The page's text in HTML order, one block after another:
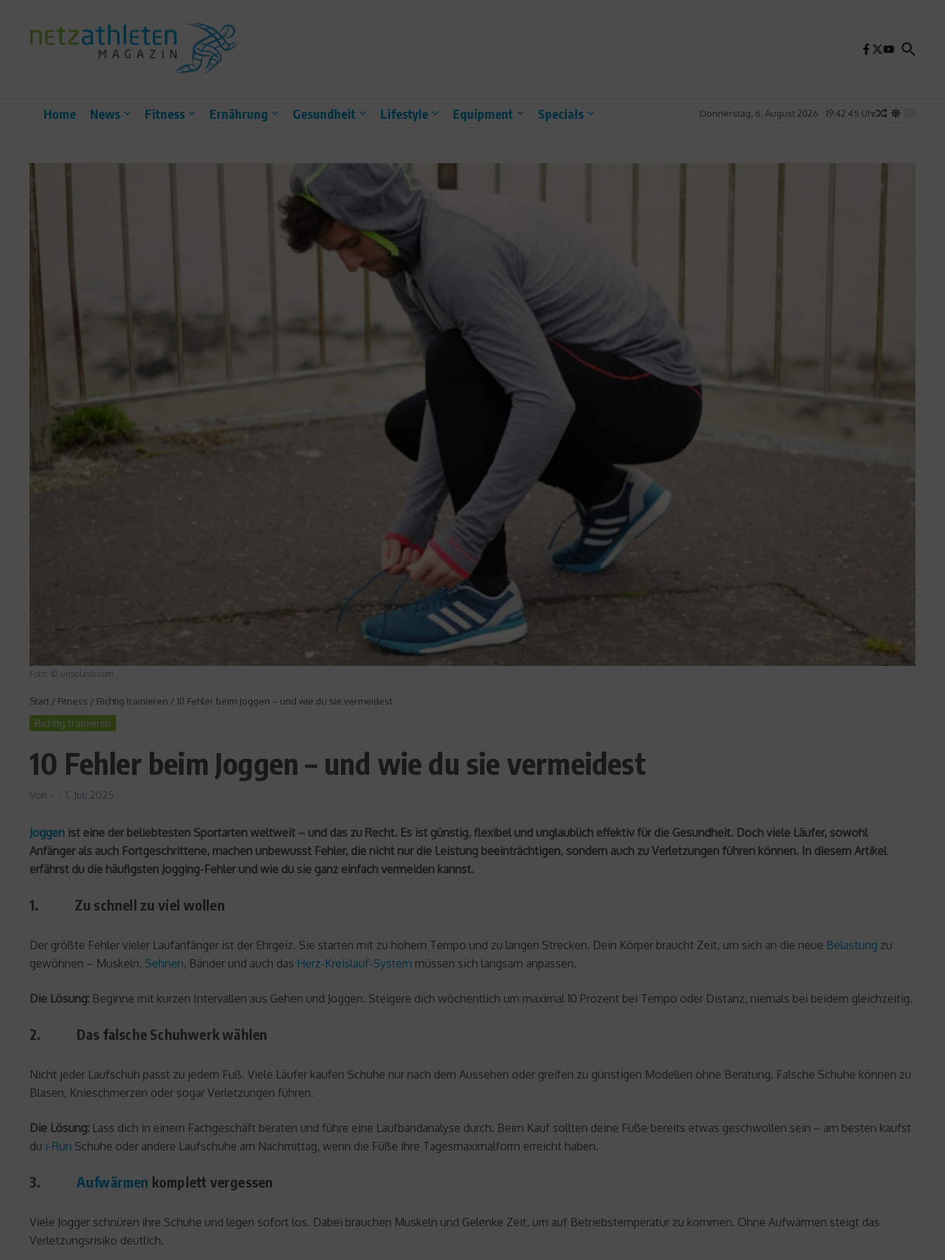
Home News Fitness Ernährung Gesundheit Lifestyle Equipment Specials Donnerstag, 6. August 2026 19:42:47 Uhr
Foto: © unsplash.com
Start / Fitness / Richtig trainieren / 10 Fehler beim Joggen – und wie du sie vermeidest
Richtig trainieren
10 Fehler beim Joggen – und wie du sie vermeidest
Von - 1. Juli 2025
Joggen ist eine der beliebtesten Sportarten weltweit – und das zu Recht. Es ist günstig, flexibel und unglaublich effektiv für die Gesundheit. Doch viele Läufer, sowohl
Anfänger als auch Fortgeschrittene, machen unbewusst Fehler, die nicht nur die Leistung beeinträchtigen, sondern auch zu Verletzungen führen können. In diesem Artikel
erfährst du die häufigsten Jogging-Fehler und wie du sie ganz einfach vermeiden kannst.
1. Zu schnell zu viel wollen
Der größte Fehler vieler Laufanfänger ist der Ehrgeiz. Sie starten mit zu hohem Tempo und zu langen Strecken. Dein Körper braucht Zeit, um sich an die neue Belastung zu
gewöhnen – Muskeln, Sehnen, Bänder und auch das Herz-Kreislauf-System müssen sich langsam anpassen.
Die Lösung: Beginne mit kurzen Intervallen aus Gehen und Joggen. Steigere dich wöchentlich um maximal 10 Prozent bei Tempo oder Distanz, niemals bei beidem gleichzeitig.
2. Das falsche Schuhwerk wählen
Nicht jeder Laufschuh passt zu jedem Fuß. Viele Läufer kaufen Schuhe nur nach dem Aussehen oder greifen zu günstigen Modellen ohne Beratung. Falsche Schuhe können zu
Blasen, Knieschmerzen oder sogar Verletzungen führen.
Die Lösung: Lass dich in einem Fachgeschäft beraten und führe eine Laufbandanalyse durch. Beim Kauf sollten deine Füße bereits etwas geschwollen sein – am besten kaufst
du i-Run Schuhe oder andere Laufschuhe am Nachmittag, wenn die Füße ihre Tagesmaximalform erreicht haben.
3. Aufwärmen komplett vergessen
Viele Jogger schnüren ihre Schuhe und legen sofort los. Dabei brauchen Muskeln und Gelenke Zeit, um auf Betriebstemperatur zu kommen. Ohne Aufwärmen steigt das
Verletzungsrisiko deutlich.